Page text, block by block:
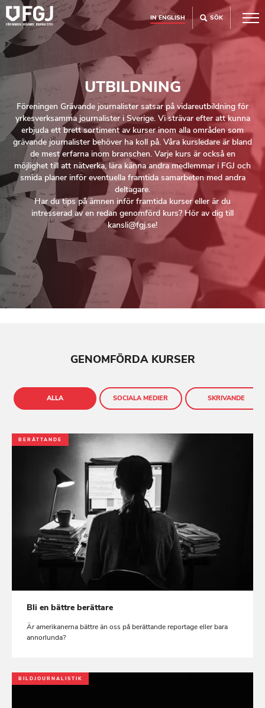
IN ENGLISH SÖK
UTBILDNING
Föreningen Grävande journalister satsar på vidareutbildning för
yrkesverksamma journalister i Sverige. Vi strävar efter att kunna
erbjuda ett brett sortiment av kurser inom alla områden som
grävande journalister behöver ha koll på. Våra kursledare är bland
de mest erfarna inom branschen. Varje kurs är också en
möjlighet till att nätverka, lära känna andra medlemmar i FGJ och
smida planer inför eventuella framtida samarbeten med andra
deltagare.
Har du tips på ämnen inför framtida kurser eller är du
intresserad av en redan genomförd kurs? Hör av dig till
kansli@fgj.se!
GENOMFÖRDA KURSER
ALLA SOCIALA MEDIER SKRIVANDE
BERÄTTANDE
Bli en bättre berättare
Är amerikanerna bättre än oss på berättande reportage eller bara
annorlunda?
BILDJOURNALISTIK